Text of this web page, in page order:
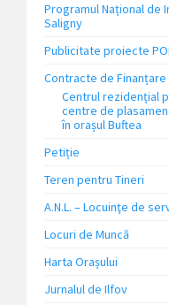
Programul Național de
Saligny
Publicitate proiecte
Contracte de Finanțare
Centrul rezidențial
centre de
în orașul Buftea
Petiție
Teren pentru Tineri
A.N.L. – Locuinţe de
Locuri de Muncă
Harta Orașului
Jurnalul de Ilfov